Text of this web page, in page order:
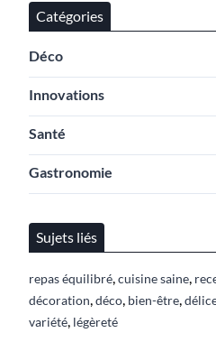
Catégories
Déco
Innovations
Santé
Gastronomie
Sujets liés
repas équilibré,cuisine saine,
décoration,déco, bien-être,
variété, légèreté